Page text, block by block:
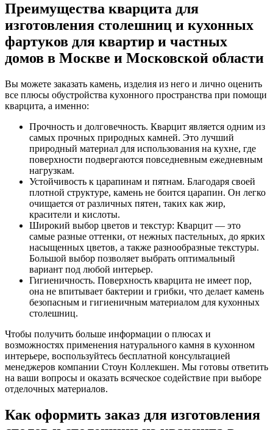
Преимущества кварцита для
изготовления столешниц и кухонных
фартуков для квартир и частных
домов в Москве и Московской области
Вы можете заказать камень, изделия из него и лично оценить
все плюсы обустройства кухонного пространства при помощи
кварцита, а именно:
Прочность и долговечность. Кварцит является одним из
самых прочных природных камней. Это лучший
природный материал для использования на кухне, где
поверхности подвергаются повседневным ежедневным
нагрузкам.
Устойчивость к царапинам и пятнам. Благодаря своей
плотной структуре, камень не боится царапин. Он легко
очищается от различных пятен, таких как жир,
красители и кислоты.
Широкий выбор цветов и текстур: Кварцит — это
самые разные оттенки, от нежных пастельных, до ярких
насыщенных цветов, а также разнообразные текстуры.
Большой выбор позволяет выбрать оптимальный
вариант под любой интерьер.
Гигиеничность. Поверхность кварцита не имеет пор,
она не впитывает бактерии и грибки, что делает камень
безопасным и гигиеничным материалом для кухонных
столешниц.
Чтобы получить больше информации о плюсах и
возможностях применения натурального камня в кухонном
интерьере, воспользуйтесь бесплатной консультацией
менеджеров компании Стоун Коллекшен. Мы готовы ответить
на ваши вопросы и оказать всяческое содействие при выборе
отделочных материалов.
Как оформить заказ для изготовления